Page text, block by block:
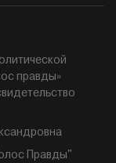
правды»
Правды"